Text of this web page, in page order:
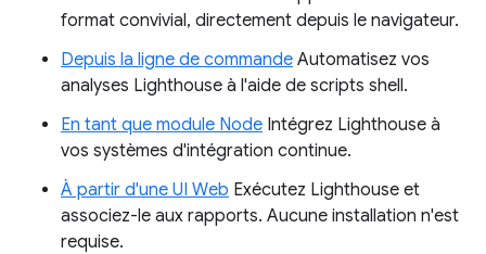
format convivial, directement depuis le navigateur.
Depuis la ligne de commande Automatisez vos
analyses Lighthouse à l'aide de scripts shell.
En tant que module Node Intégrez Lighthouse à
vos systèmes d'intégration continue.
À partir d'une UI Web Exécutez Lighthouse et
associez-le aux rapports. Aucune installation n'est
requise.